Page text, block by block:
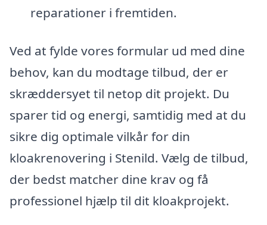
reparationer i fremtiden.
Ved at fylde vores formular ud med dine
behov, kan du modtage tilbud, der er
skræddersyet til netop dit projekt. Du
sparer tid og energi, samtidig med at du
sikre dig optimale vilkår for din
kloakrenovering i Stenild. Vælg de tilbud,
der bedst matcher dine krav og få
professionel hjælp til dit kloakprojekt.